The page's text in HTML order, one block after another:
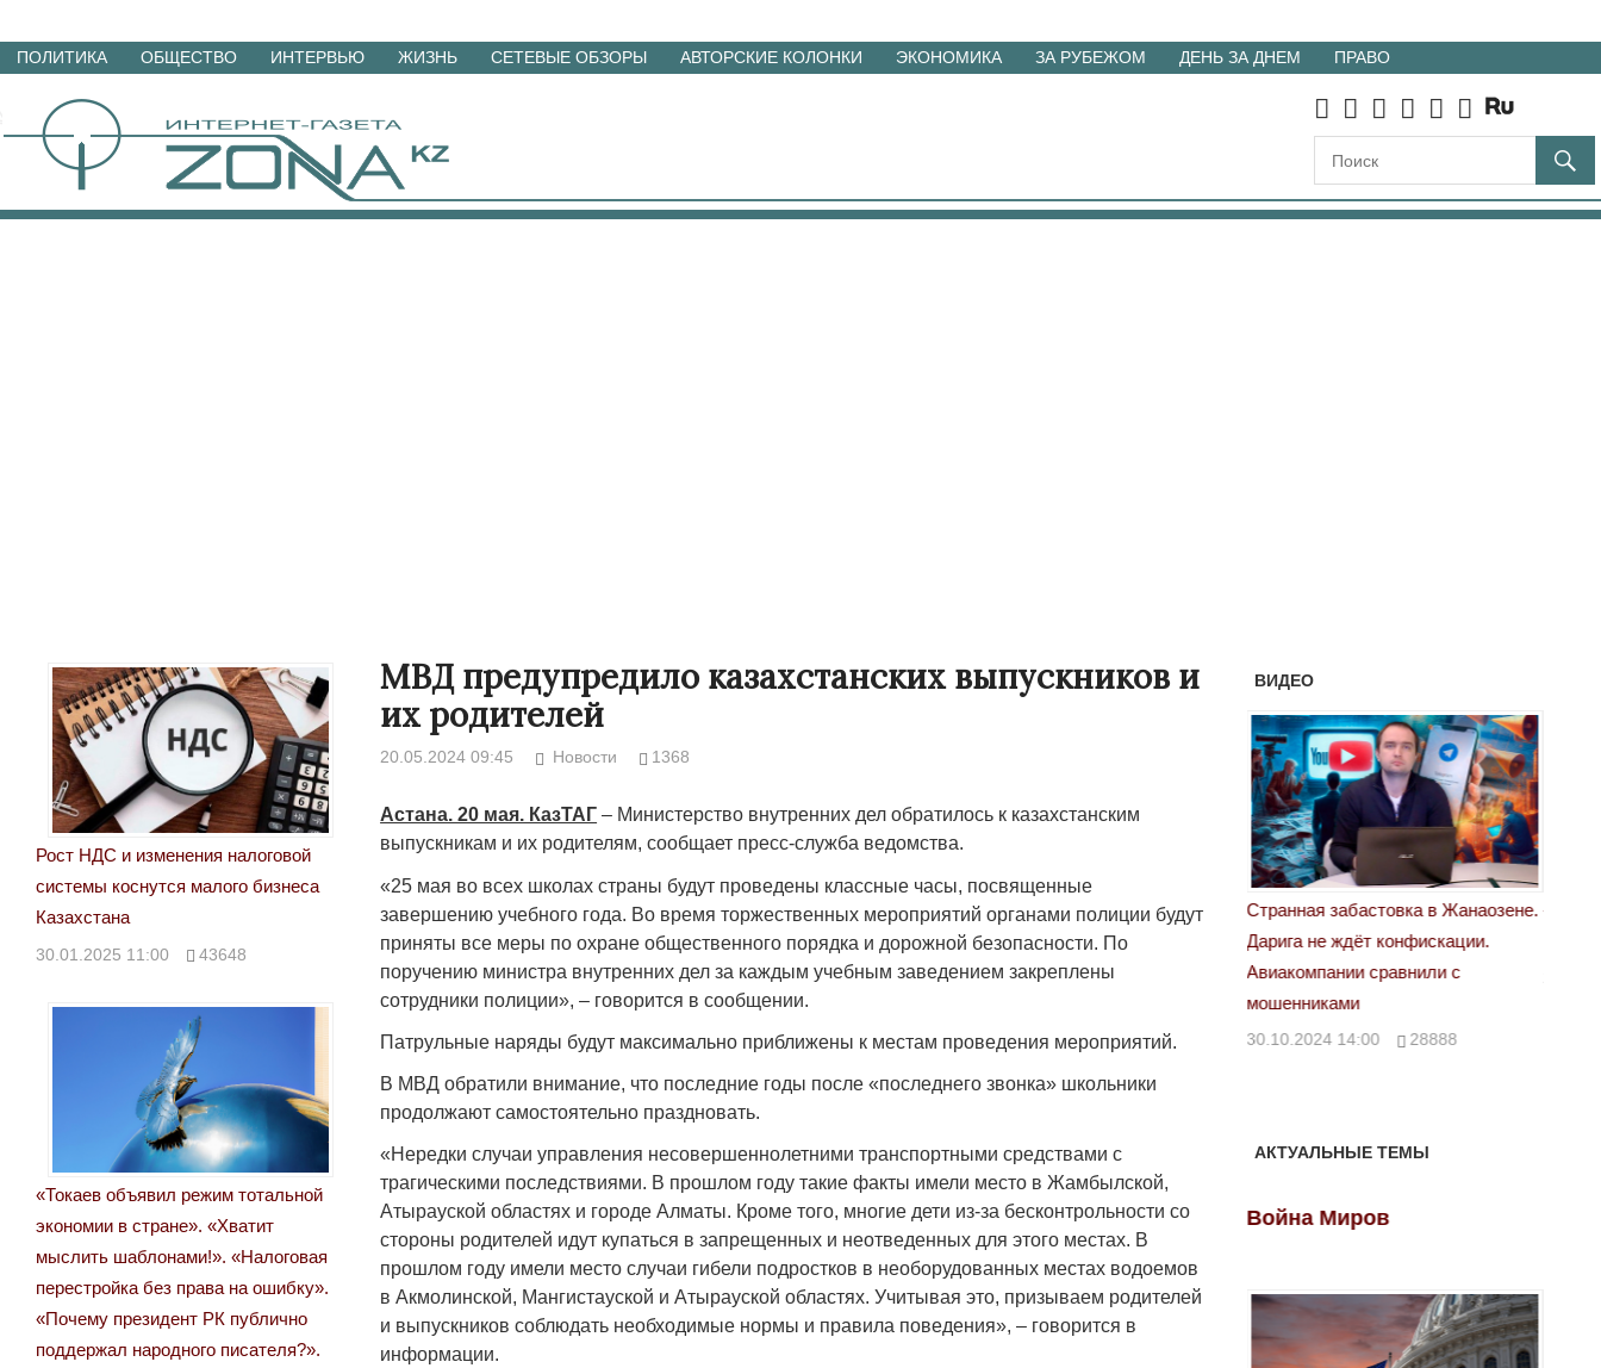
Перейти
материалам
ПОЛИТИКА ОБЩЕСТВО ИНТЕРВЬЮ ЖИЗНЬ СЕТЕВЫЕ ОБЗОРЫ АВТОРСКИЕ КОЛОНКИ ЭКОНОМИКА ЗА РУБЕЖОМ ДЕНЬ ЗА ДНЕМ ПРАВО
МВД предупредило казахстанских выпускников и
их родителей
20.05.2024 09:45 Новости 1368
Астана. 20 мая. КазТАГ – Министерство внутренних дел обратилось к казахстанским
выпускникам и их родителям, сообщает пресс-служба ведомства.
«25 мая во всех школах страны будут проведены классные часы, посвященные
завершению учебного года. Во время торжественных мероприятий органами полиции будут
приняты все меры по охране общественного порядка и дорожной безопасности. По
поручению министра внутренних дел за каждым учебным заведением закреплены
сотрудники полиции», – говорится в сообщении.
Патрульные наряды будут максимально приближены к местам проведения мероприятий.
В МВД обратили внимание, что последние годы после «последнего звонка» школьники
продолжают самостоятельно праздновать.
«Нередки случаи управления несовершеннолетними транспортными средствами с
трагическими последствиями. В прошлом году такие факты имели место в Жамбылской,
Атырауской областях и городе Алматы. Кроме того, многие дети из-за бесконтрольности со
стороны родителей идут купаться в запрещенных и неотведенных для этого местах. В
прошлом году имели место случаи гибели подростков в необорудованных местах водоемов
в Акмолинской, Мангистауской и Атырауской областях. Учитывая это, призываем родителей
и выпускников соблюдать необходимые нормы и правила поведения», – говорится в
информации.
Рост НДС и изменения налоговой
системы коснутся малого бизнеса
Казахстана
30.01.2025 11:00 43648
«Токаев объявил режим тотальной
экономии в стране». «Хватит
мыслить шаблонами!». «Налоговая
перестройка без права на ошибку».
«Почему президент РК публично
поддержал народного писателя?».
ВИДЕО
Народ выбрал свет
17.10.2024 17:00 29972
Странная забастовка в Жанаозене.
Дарига не ждёт конфискации.
Авиакомпании сравнили с
30.10.2024 14:00 28888
«Новый Казахстан не говорит всей
правды»
29.10.2024 09:00 39623
АКТУАЛЬНЫЕ ТЕМЫ
Война Миров Война Миров